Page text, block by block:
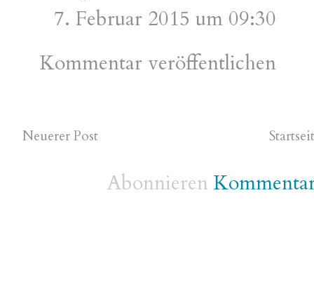
7. Februar 2015 um 09:30
Kommentar veröffentlichen
Neuerer Post
Abonnieren